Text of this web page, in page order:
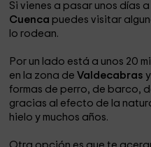
Si vienes a pasar unos días
Cuenca puedes visitar
lo rodean.
Por un lado está a unos 20
en la zona deValdecabras
formas de perro, de barco,
gracias al efecto de la
hielo y muchos años.